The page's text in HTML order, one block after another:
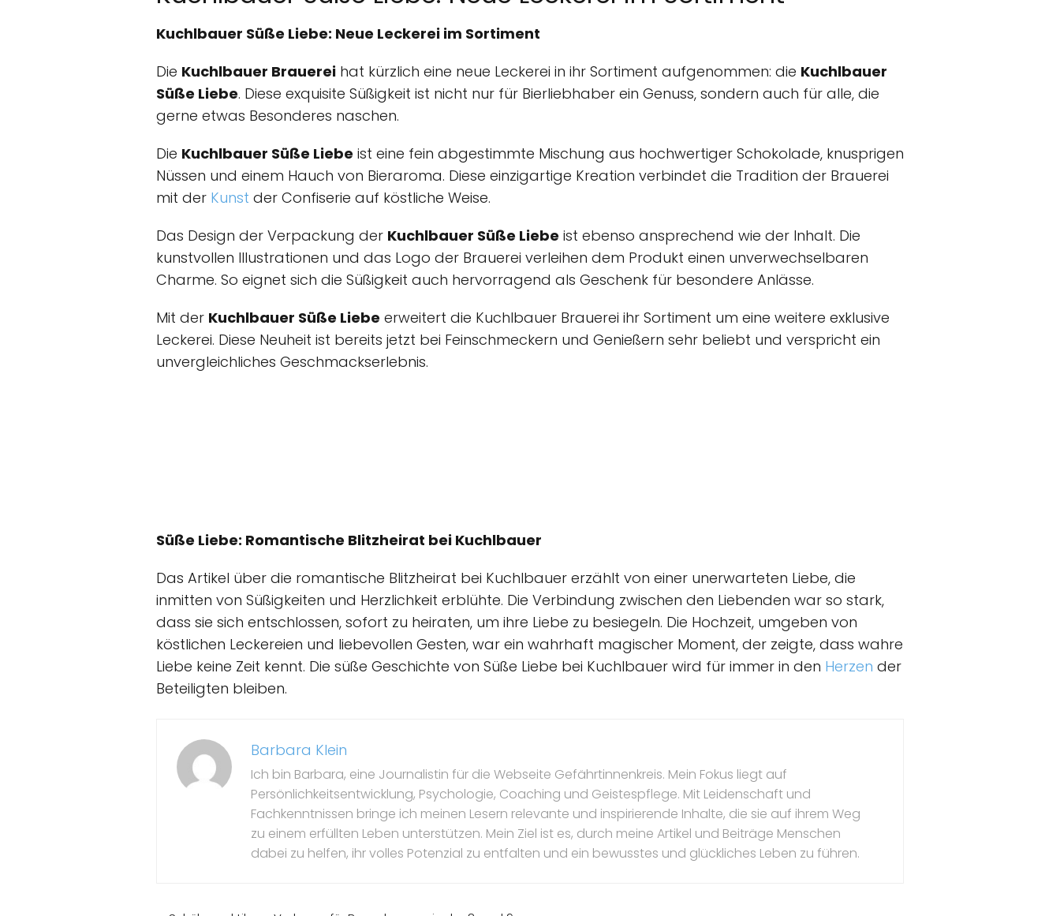
Kuchlbauer Süße Liebe: Neue Leckerei im Sortiment
Die Kuchlbauer Brauerei hat kürzlich eine neue Leckerei in ihr Sortiment aufgenommen: die Kuchlbauer
Süße Liebe. Diese exquisite Süßigkeit ist nicht nur für Bierliebhaber ein Genuss, sondern auch für alle, die
gerne etwas Besonderes naschen.
Die Kuchlbauer Süße Liebe ist eine fein abgestimmte Mischung aus hochwertiger Schokolade, knusprigen
Nüssen und einem Hauch von Bieraroma. Diese einzigartige Kreation verbindet die Tradition der Brauerei
mit der Kunst der Confiserie auf köstliche Weise.
Das Design der Verpackung der Kuchlbauer Süße Liebe ist ebenso ansprechend wie der Inhalt. Die
kunstvollen Illustrationen und das Logo der Brauerei verleihen dem Produkt einen unverwechselbaren
Charme. So eignet sich die Süßigkeit auch hervorragend als Geschenk für besondere Anlässe.
Mit der Kuchlbauer Süße Liebe erweitert die Kuchlbauer Brauerei ihr Sortiment um eine weitere exklusive
Leckerei. Diese Neuheit ist bereits jetzt bei Feinschmeckern und Genießern sehr beliebt und verspricht ein
unvergleichliches Geschmackserlebnis.
Süße Liebe: Romantische Blitzheirat bei Kuchlbauer
Das Artikel über die romantische Blitzheirat bei Kuchlbauer erzählt von einer unerwarteten Liebe, die
inmitten von Süßigkeiten und Herzlichkeit erblühte. Die Verbindung zwischen den Liebenden war so stark,
dass sie sich entschlossen, sofort zu heiraten, um ihre Liebe zu besiegeln. Die Hochzeit, umgeben von
köstlichen Leckereien und liebevollen Gesten, war ein wahrhaft magischer Moment, der zeigte, dass wahre
Liebe keine Zeit kennt. Die süße Geschichte von Süße Liebe bei Kuchlbauer wird für immer in den Herzen der
Beteiligten bleiben.
Barbara Klein
Ich bin Barbara, eine Journalistin für die Webseite Gefährtinnenkreis. Mein Fokus liegt auf
Persönlichkeitsentwicklung, Psychologie, Coaching und Geistespflege. Mit Leidenschaft und
Fachkenntnissen bringe ich meinen Lesern relevante und inspirierende Inhalte, die sie auf ihrem Weg
zu einem erfüllten Leben unterstützen. Mein Ziel ist es, durch meine Artikel und Beiträge Menschen
dabei zu helfen, ihr volles Potenzial zu entfalten und ein bewusstes und glückliches Leben zu führen.